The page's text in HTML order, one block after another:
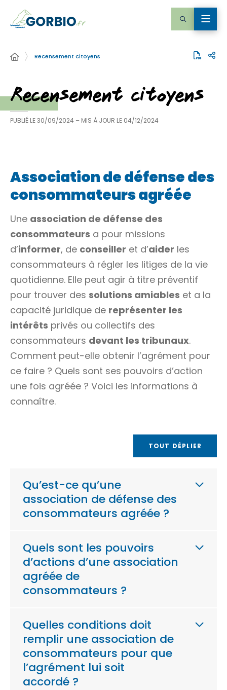
Recensement citoyens
Recensement citoyens
PUBLIÉ LE30/09/2024 – MIS À JOUR LE 04/12/2024
Association de défense des
consommateurs agréée
Une association de défense des
consommateurs a pour missions
d’informer, de conseiller et d’aider les
consommateurs à régler les litiges de la vie
quotidienne. Elle peut agir à titre préventif
pour trouver des solutions amiables et a la
capacité juridique de représenter les
intérêts privés ou collectifs des
consommateurs devant les tribunaux.
Comment peut-elle obtenir l’agrément pour
ce faire ? Quels sont ses pouvoirs d’action
une fois agréée ? Voici les informations à
connaître.
TOUT DÉPLIER
Qu’est-ce qu’une
association de défense des
consommateurs agréée ?
Quels sont les pouvoirs
d’actions d’une association
agréée de
consommateurs ?
Quelles conditions doit
remplir une association de
consommateurs pour que
l’agrément lui soit
accordé ?